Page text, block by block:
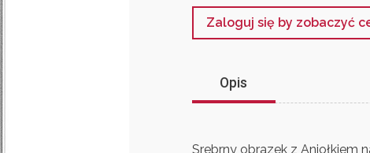
Zaloguj się by zobaczyć
Opis
Srebrny obrazek z Aniołkiem